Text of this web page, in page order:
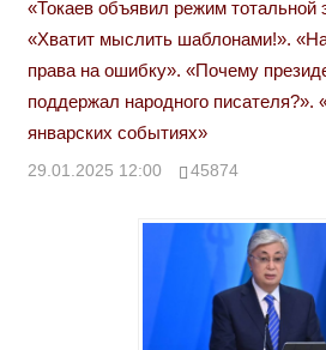
«Токаев объявил режим тотальной
«Хватит мыслить шаблонами!».
права на ошибку». «Почему
поддержал народного писателя?».
январских событиях»
29.01.2025 12:00 45874